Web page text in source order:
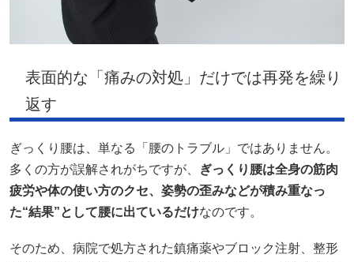
表面的な「痛みの対処」だけでは再発を繰り
返す
ぎっくり腰は、単なる「腰のトラブル」ではありません。
多くの方が誤解されがちですが、
ぎっくり腰は全身の筋肉
疲労や体の使い方のクセ、姿勢の歪みなどが積み重なっ
た“結果”として腰に出ているだけなのです。
そのため、病院で処方された鎮痛薬やブロック注射、整形